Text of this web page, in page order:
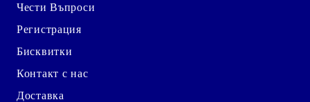
Чести Въпроси
Регистрация
Бисквитки
Контакт с нас
Доставка